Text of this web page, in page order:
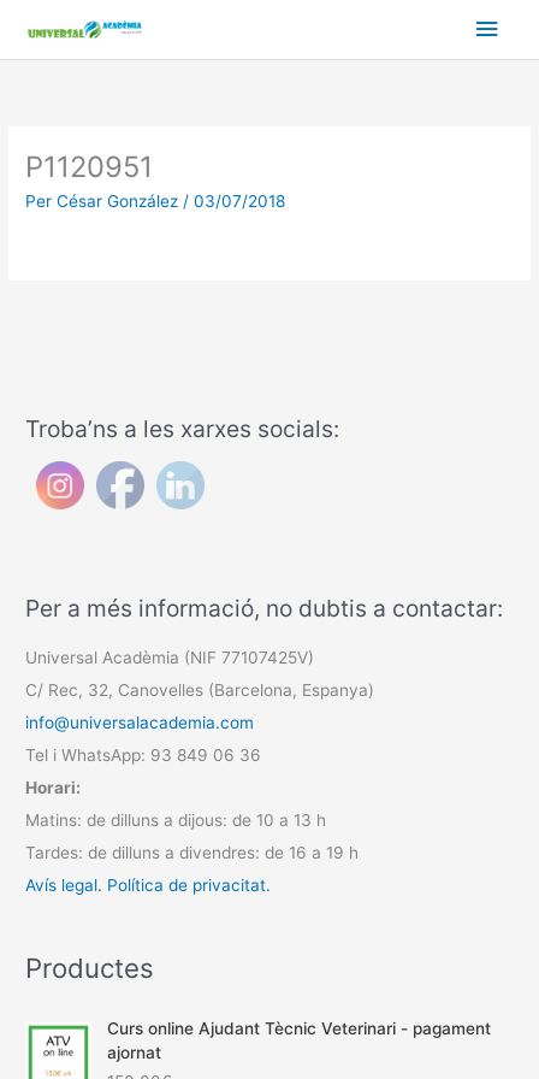
contingut
P1120951
Per César González /03/07/2018
Troba’ns a les xarxes socials:
Per a més informació, no dubtis a contactar:
Universal Acadèmia (NIF 77107425V)
C/ Rec, 32, Canovelles (Barcelona, Espanya)
info@universalacademia.com
Tel i WhatsApp: 93 849 06 36
Horari:
Matins: de dilluns a dijous: de 10 a 13 h
Tardes: de dilluns a divendres: de 16 a 19 h
Avís legal. Política de privacitat.
Productes
Curs online Ajudant Tècnic Veterinari - pagament
ajornat